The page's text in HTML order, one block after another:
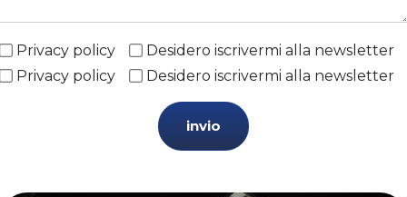
Privacy policy
Desidero iscrivermi alla newsletter
Privacy policy
Desidero iscrivermi alla newsletter
invio